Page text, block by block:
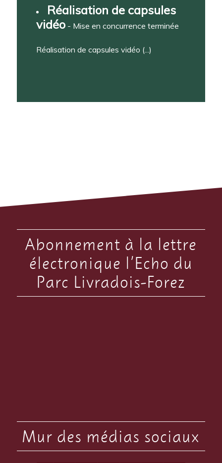
Réalisation de capsules
vidéo- Mise en concurrence terminée
Réalisation de capsules vidéo (...)
Abonnement à la lettre
électronique l’Echo du
Parc Livradois-Forez
Mur des médias sociaux